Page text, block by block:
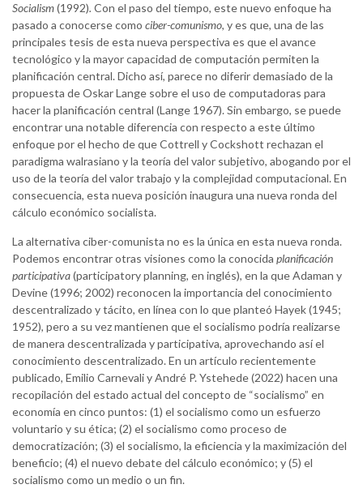
Socialism(1992). Con el paso del tiempo, este nuevo enfoque ha
pasado a conocerse como ciber-comunismo, y es que, una de las
principales tesis de esta nueva perspectiva es que el avance
tecnológico y la mayor capacidad de computación permiten la
planificación central. Dicho así, parece no diferir demasiado de la
propuesta de Oskar Lange sobre el uso de computadoras para
hacer la planificación central (Lange 1967). Sin embargo, se puede
encontrar una notable diferencia con respecto a este último
enfoque por el hecho de que Cottrell y Cockshott rechazan el
paradigma walrasiano y la teoría del valor subjetivo, abogando por el
uso de la teoría del valor trabajo y la complejidad computacional. En
consecuencia, esta nueva posición inaugura una nueva ronda del
cálculo económico socialista.
La alternativa ciber-comunista no es la única en esta nueva ronda.
Podemos encontrar otras visiones como la conocida planificación
participativa(participatory planning, en inglés), en la que Adaman y
Devine (1996; 2002) reconocen la importancia del conocimiento
descentralizado y tácito, en línea con lo que planteó Hayek (1945;
1952), pero a su vez mantienen que el socialismo podría realizarse
de manera descentralizada y participativa, aprovechando así el
conocimiento descentralizado. En un artículo recientemente
publicado, Emilio Carnevali y André P. Ystehede (2022) hacen una
recopilación del estado actual del concepto de “socialismo” en
economía en cinco puntos: (1) el socialismo como un esfuerzo
voluntario y su ética; (2) el socialismo como proceso de
democratización; (3) el socialismo, la eficiencia y la maximización del
beneficio; (4) el nuevo debate del cálculo económico; y (5) el
socialismo como un medio o un fin.